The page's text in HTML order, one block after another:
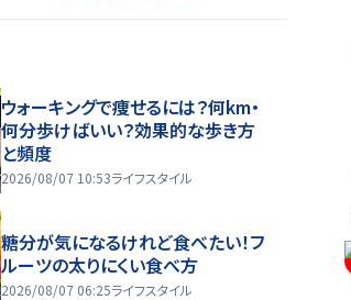
ウォーキングで痩せるには？何km・
何分歩けばいい？効果的な歩き方
と頻度
2026/08/07 10:53ライフスタイル
糖分が気になるけれど食べたい！フ
ルーツの太りにくい食べ方
2026/08/07 06:25ライフスタイル